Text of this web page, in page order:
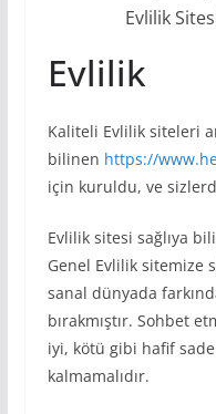
Evlilik
Evlilik
Kaliteli Evlilik siteleri
bilinen https://
için kuruldu, ve
Evlilik sitesi sağlıya
Genel Evlilik sitemize
sanal dünyada
bırakmıştır. Sohbet
iyi, kötü gibi hafif
kalmamalıdır.